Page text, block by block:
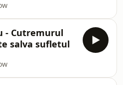
- Cutremurul
salva sufletul